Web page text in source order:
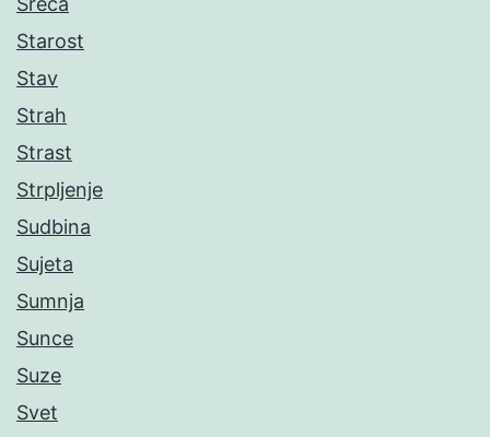
Starost
Stav
Strah
Strast
Strpljenje
Sudbina
Sujeta
Sumnja
Sunce
Suze
Svet